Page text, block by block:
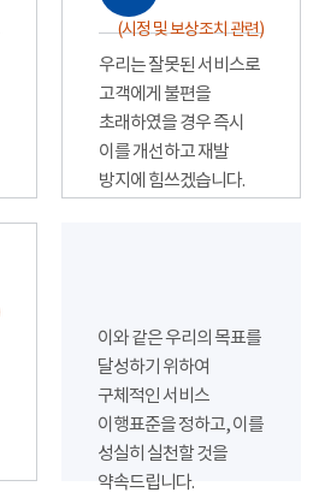
(시정 및 보상조치 관련)
우리는 잘못된 서비스로
고객에게 불편을
초래하였을 경우 즉시
이를 개선하고 재발
방지에 힘쓰겠습니다.
이와 같은 우리의 목표를
달성하기 위하여
구체적인 서비스
이행표준을 정하고, 이를
성실히 실천할 것을
약속드립니다.